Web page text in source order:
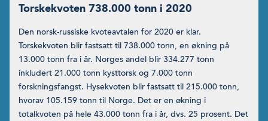
Torskekvoten 738.000 tonn i 2020
Den norsk-russiske kvoteavtalen for 2020 er klar.
Torskekvoten blir fastsatt til 738.000 tonn, en økning på
13.000 tonn fra i år. Norges andel blir 334.277 tonn
inkludert 21.000 tonn kys­ttorsk og 7.000 tonn
forskningsfangst. Hysekvoten blir fastsatt til 215.000 tonn,
hvorav 105.159 tonn til Norge. Det er en økning i
totalkvoten på hele 43.000 tonn fra i år, dvs. 25 prosent. Det